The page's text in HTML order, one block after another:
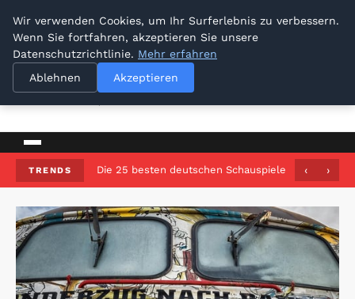
Dresden Sellout
TRENDS Die 25 besten deutschen Schauspieler: männliche
‹ ›
Wir verwenden Cookies, um Ihr Surferlebnis zu verbessern.
Wenn Sie fortfahren, akzeptieren Sie unsere
Datenschutzrichtlinie. Mehr erfahren
Ablehnen
Akzeptieren